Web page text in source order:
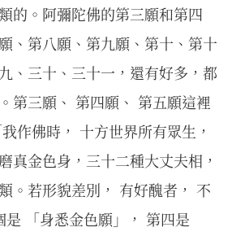
的。阿彌陀佛的第三願和第四
、第八願、第九願、第十、第十
、三十、三十一，還有好多，都
第三願、 第四願、 第五願這裡
作佛時， 十方世界所有眾生，
真金色身，三十二種大丈夫相，
。若形貌差別， 有好醜者， 不
「身悉金色願」， 第四是